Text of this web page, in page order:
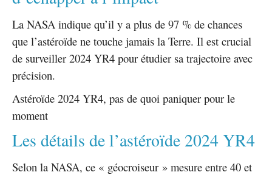
La NASA indique qu’il y a plus de 97 % de chances
que l’astéroïde ne touche jamais la Terre. Il est crucial
de surveiller 2024 YR4 pour étudier sa trajectoire avec
précision.
Astéroïde 2024 YR4, pas de quoi paniquer pour le
moment
Les détails de l’astéroïde 2024 YR4
Selon la NASA, ce « géocroiseur » mesure entre 40 et